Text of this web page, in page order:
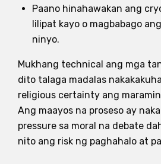
Paano hinahawakan ang
lilipat kayo o magbabago
ninyo.
Mukhang technical ang mga
dito talaga madalas
religious certainty ang
Ang maayos na proseso ay
pressure sa moral na debate
nito ang risk ng paghahalo at